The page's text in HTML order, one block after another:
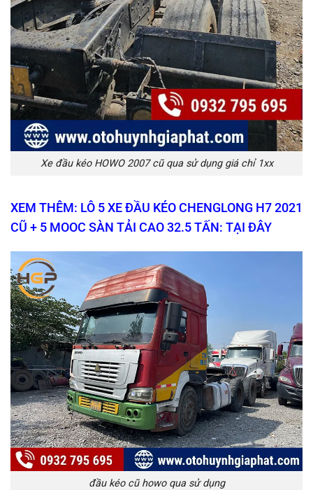
Xe đầu kéo HOWO 2007 cũ qua sử dụng giá chỉ 1xx
XEM THÊM: LÔ 5 XE ĐẦU KÉO CHENGLONG H7 2021
CŨ + 5 MOOC SÀN TẢI CAO 32.5 TẤN: TẠI ĐÂY
đầu kéo cũ howo qua sử dụng